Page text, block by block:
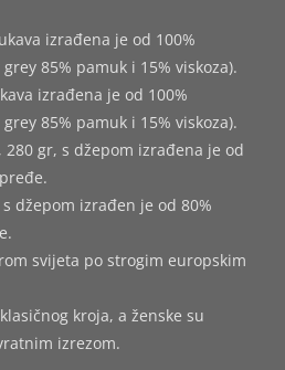
izrađena je od 100%
85% pamuk i 15% viskoza).
izrađena je od 100%
85% pamuk i 15% viskoza).
gr, s džepom izrađena je od
džepom izrađen je od 80%
svijeta po strogim europskim
kroja, a ženske su
izrezom.